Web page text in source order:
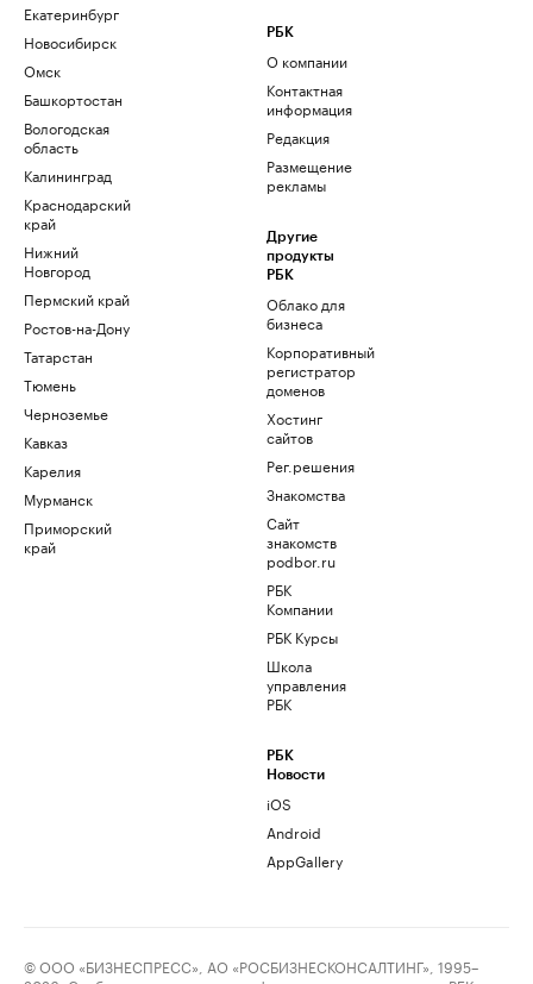
Екатеринбург
Новосибирск
Омск
Башкортостан
Вологодская
область
Калининград
Краснодарский
край
Нижний
Новгород
Пермский край
Ростов-на-Дону
Татарстан
Тюмень
Черноземье
Кавказ
Карелия
Мурманск
Приморский
край
РБК
О компании
Контактная
информация
Редакция
Размещение
рекламы
Другие
продукты
РБК
Облако для
бизнеса
Корпоративный
регистратор
доменов
Хостинг
сайтов
Рег.решения
Знакомства
Сайт
знакомств
podbor.ru
РБК
Компании
РБК Курсы
Школа
управления
РБК
РБК
Новости
iOS
Android
AppGallery
© ООО «БИЗНЕСПРЕСС», АО «РОСБИЗНЕСКОНСАЛТИНГ», 1995–